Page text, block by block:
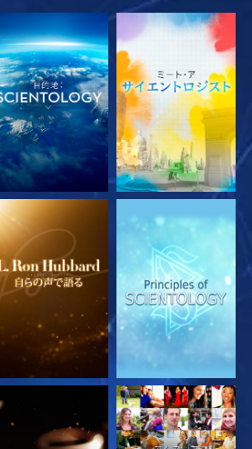
シリーズを探求 シリーズを探求
シリーズを探求 観る